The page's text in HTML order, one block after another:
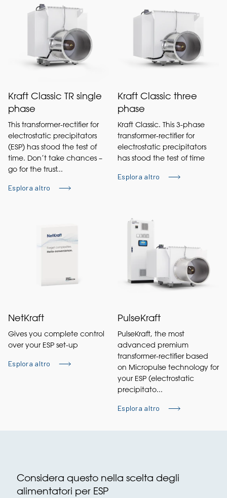
Kraft Classic TR single
phase
This transformer-rectifier for
electrostatic precipitators
(ESP) has stood the test of
time. Don’t take chances –
go for the trust...
Esplora altro
Kraft Classic three
phase
Kraft Classic. This 3-phase
transformer-rectifier for
electrostatic precipitators
has stood the test of time
Esplora altro
NetKraft
Gives you complete control
over your ESP set-up
Esplora altro
PulseKraft
PulseKraft, the most
advanced premium
transformer-rectifier based
on Micropulse technology for
your ESP (electrostatic
precipitato...
Esplora altro
Considera questo nella scelta degli
alimentatori per ESP